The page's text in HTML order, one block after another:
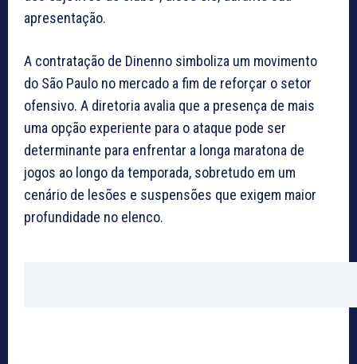
apresentação.
A contratação de Dinenno simboliza um movimento
do São Paulo no mercado a fim de reforçar o setor
ofensivo. A diretoria avalia que a presença de mais
uma opção experiente para o ataque pode ser
determinante para enfrentar a longa maratona de
jogos ao longo da temporada, sobretudo em um
cenário de lesões e suspensões que exigem maior
profundidade no elenco.